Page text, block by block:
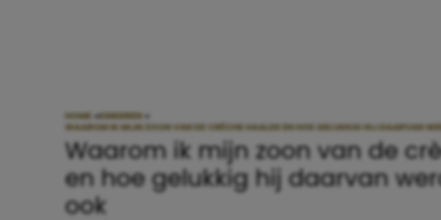
HOME »KINDEREN »
WAAROM IK MIJN ZOON VAN DE CRÈCHE HAALDE EN HOE GELUKKIG HIJ DAARVAN
Waarom ik mijn zoon van de
en hoe gelukkig hij daarvan
ook